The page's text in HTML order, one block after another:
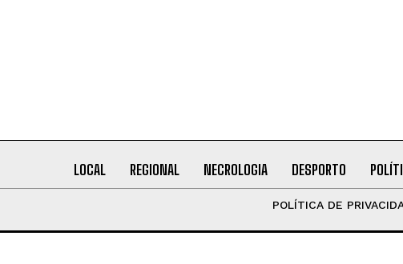
LOCAL REGIONAL NECROLOGIA DESPORTO
POLÍTICA DE